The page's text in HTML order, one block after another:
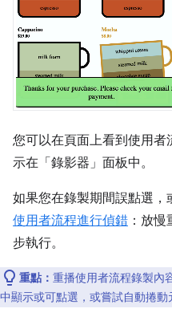
您可以在頁面上看到使用
示在「錄影器」 面板中。
如果您在錄製期間誤點選
使用者流程進行偵錯 ：放
步執行。
重點： 重播使用者流程錄製內
中顯示或可點選，或嘗試自動捲動